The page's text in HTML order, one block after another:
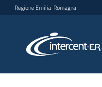
Vai al contenuto
Vai alla navigazione
Vai al footer
Regione Emilia-Romagna
per lo